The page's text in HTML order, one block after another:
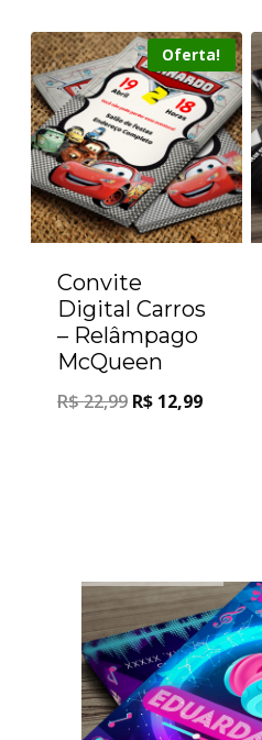
Oferta!
Convite
Digital Carros
– Relâmpago
McQueen
R$22,99 R$ 12,99